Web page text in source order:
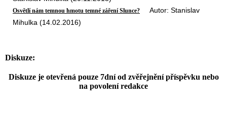
Osvětlí nám temnou hmotu temné záření Slunce? Autor: Stanislav
Mihulka (14.02.2016)
Diskuze:
Diskuze je otevřená pouze 7dní od zvěřejnění příspěvku nebo
na povolení redakce